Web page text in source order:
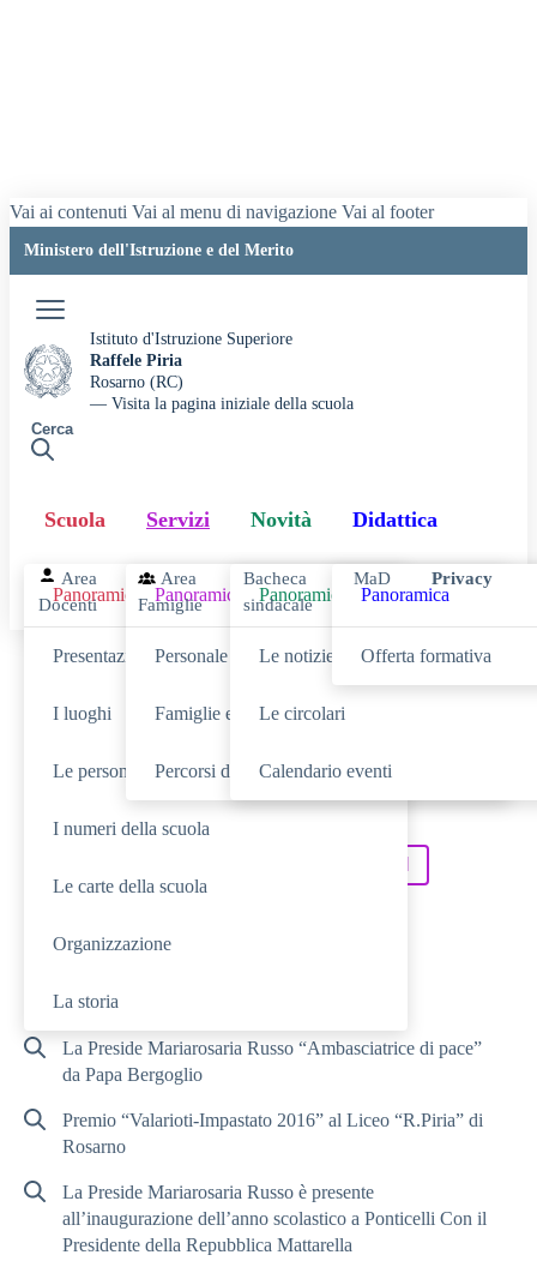
Vai ai contenuti Vai al menu di navigazione Vai al footer
Ministero dell'Istruzione e del Merito
Istituto d'Istruzione Superiore
Raffele Piria
Rosarno (RC)
— Visita la pagina iniziale della scuola
Cerca
Scuola
Panoramica
Presentazione
I luoghi
Le persone
I numeri della scuola
Le carte della scuola
Organizzazione
La storia
Servizi
Panoramica
Personale scolastico
Famiglie e studenti
Percorsi di studio
Novità
Panoramica
Le notizie
Le circolari
Calendario eventi
Didattica
Panoramica
Offerta formativa
Area
Docenti
Area
Famiglie
Bacheca
sindacale
MaD Privacy
Cerca
SCUOLA
RICERCHE FREQUENTI
La Preside Mariarosaria Russo “Ambasciatrice di pace”
da Papa Bergoglio
Premio “Valarioti-Impastato 2016” al Liceo “R.Piria” di
Rosarno
La Preside Mariarosaria Russo è presente
all’inaugurazione dell’anno scolastico a Ponticelli Con il
Presidente della Repubblica Mattarella